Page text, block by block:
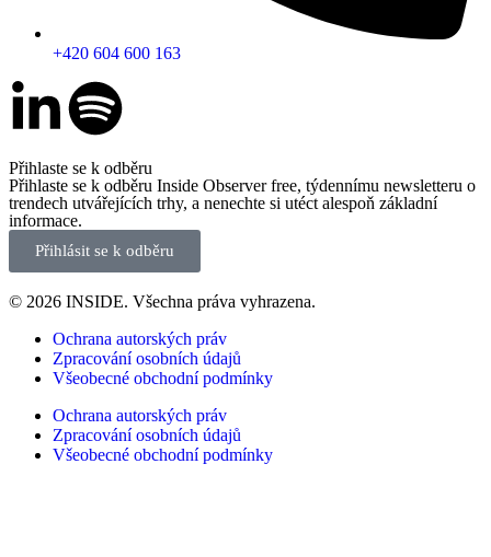
+420 604 600 163
Přihlaste se k odběru
Přihlaste se k odběru Inside Observer free, týdennímu newsletteru o
trendech utvářejících trhy, a nenechte si utéct alespoň základní
informace.
Přihlásit se k odběru
© 2026 INSIDE. Všechna práva vyhrazena.
Ochrana autorských práv
Zpracování osobních údajů
Všeobecné obchodní podmínky
Ochrana autorských práv
Zpracování osobních údajů
Všeobecné obchodní podmínky